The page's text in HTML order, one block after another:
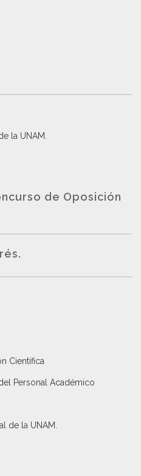
la UNAM
de Oposición
Científica
Personal Académico
de la UNAM.